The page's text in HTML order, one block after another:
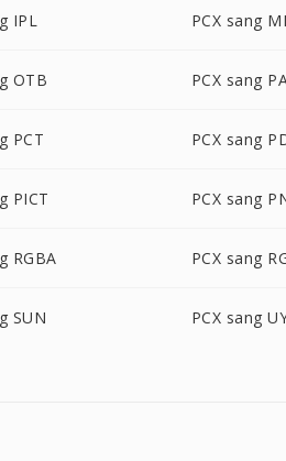
IPL PCX sang
OTB PCX sang
PCT PCX sang
PICT PCX sang
RGBA PCX sang
SUN PCX sang